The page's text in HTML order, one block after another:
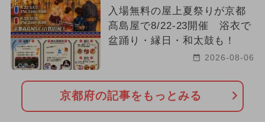
入場無料の屋上夏祭りが京都
髙島屋で8/22-23開催 浴衣で
盆踊り・縁日・和太鼓も！
2026-08-06
京都府の記事をもっとみる